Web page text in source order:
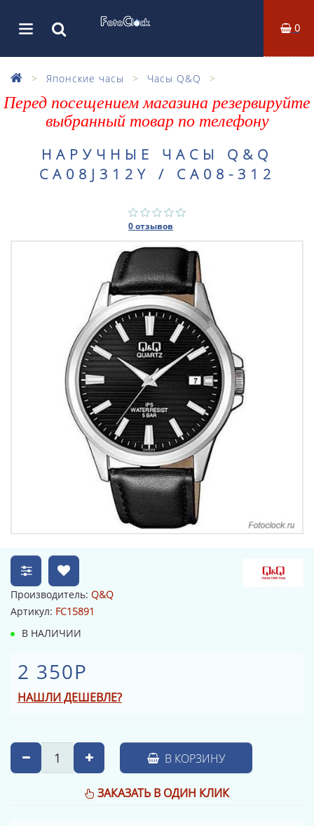
0
Японские часы Часы Q&Q
Перед посещением магазина резервируйте
выбранный товар по телефону
НАРУЧНЫЕ ЧАСЫ Q&Q
CA08J312Y / CA08-312
0 отзывов
Производитель: Q&Q
Артикул: FC15891
В НАЛИЧИИ
2 350Р
НАШЛИ ДЕШЕВЛЕ?
В КОРЗИНУ
ЗАКАЗАТЬ В ОДИН КЛИК